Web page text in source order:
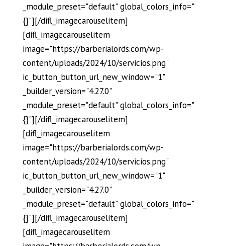
_module_preset="default" global_colors_info="
{}"][/difl_imagecarouselitem]
[difl_imagecarouselitem
image="https://barberialords.com/wp-
content/uploads/2024/10/servicios.png"
ic_button_button_url_new_window="1"
_builder_version="4.27.0"
_module_preset="default" global_colors_info="
{}"][/difl_imagecarouselitem]
[difl_imagecarouselitem
image="https://barberialords.com/wp-
content/uploads/2024/10/servicios.png"
ic_button_button_url_new_window="1"
_builder_version="4.27.0"
_module_preset="default" global_colors_info="
{}"][/difl_imagecarouselitem]
[difl_imagecarouselitem